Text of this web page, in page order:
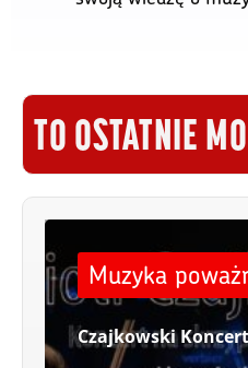
TO OSTATNIE
Muzyka
Czajkowski